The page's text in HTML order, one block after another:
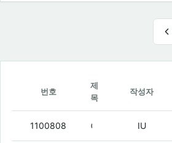
번호
제
목
작성자
1100808 IU